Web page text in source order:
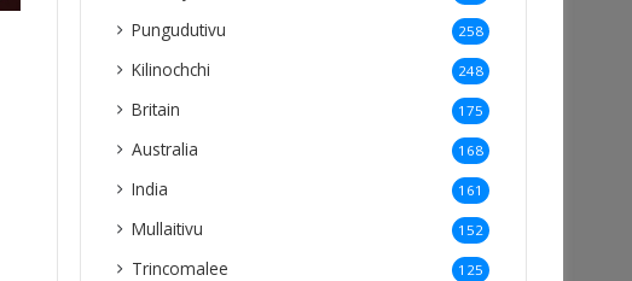
Pungudutivu 258
Kilinochchi 248
Britain 175
Australia 168
India 161
Mullaitivu 152
Trincomalee 125